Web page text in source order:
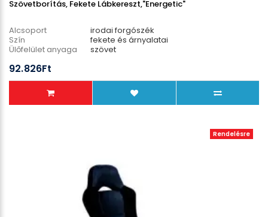
Szövetborítás, Fekete Lábkereszt,"Energetic"
Alcsoport
irodai forgószék
Szín
fekete és árnyalatai
Ülőfelület anyaga
szövet
Teherbírás
92.826Ft
Rendelésre